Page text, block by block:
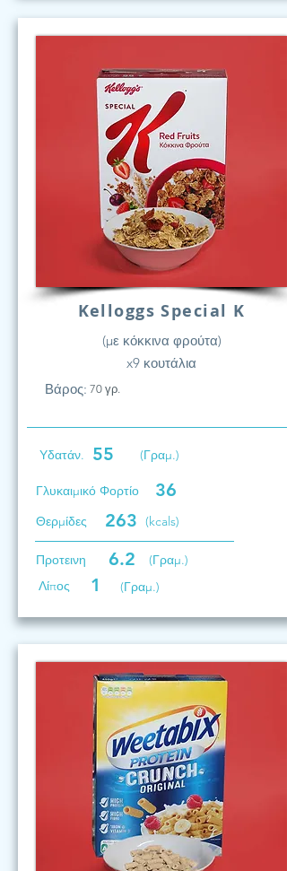
Kelloggs Special K
(με κόκκινα φρούτα)
x9 κουτάλια
Βάρος: 70 γρ.
Υδατάν. 55 (Γραμ.)
Γλυκαιμικό Φορτίο 36
Θερμίδες 263 (kcals)
Προτεινη 6.2
(Γραμ.)
Λίπος
1 (Γραμ.)